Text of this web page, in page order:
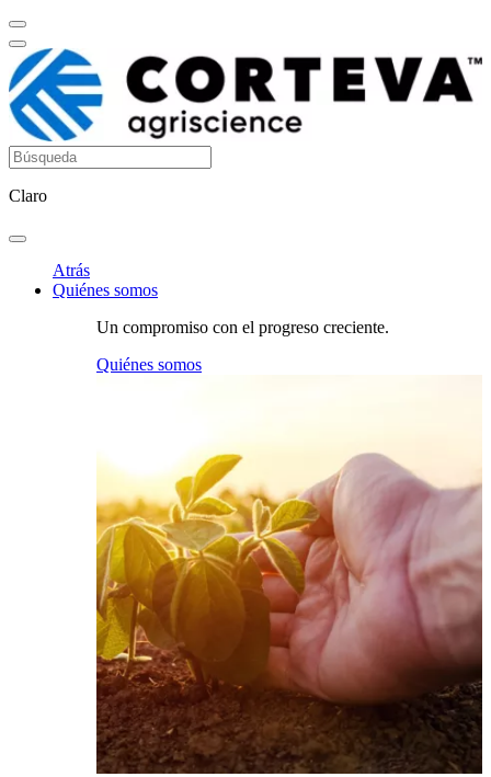
Claro
Atrás
Quiénes somos
Un compromiso con el progreso creciente.
Quiénes somos